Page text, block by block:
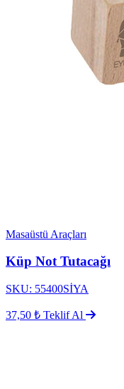
Masaüstü Araçları
Küp Not Tutacağı
SKU: 55400SİYA
37,50 ₺ Teklif Al